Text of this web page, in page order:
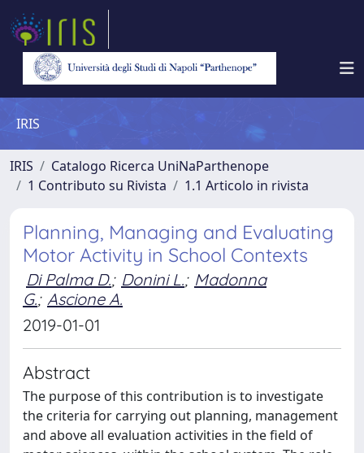
IRIS
IRIS
Catalogo Ricerca UniNaParthenope
1 Contributo su Rivista
1.1 Articolo in rivista
Planning, Managing and Evaluating
Motor Activity in School Contexts
Di Palma D.; Donini L.; Madonna
G.; Ascione A.
2019-01-01
Abstract
The purpose of this contribution is to investigate
the criteria for carrying out planning, management
and above all evaluation activities in the field of